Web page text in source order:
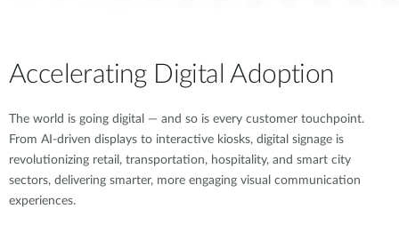
Accelerating Digital Adoption
The world is going digital — and so is every customer touchpoint.
From AI-driven displays to interactive kiosks, digital signage is
revolutionizing retail, transportation, hospitality, and smart city
sectors, delivering smarter, more engaging visual communication
experiences.